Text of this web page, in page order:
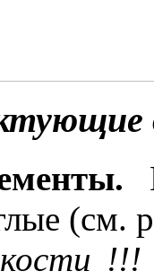
(см.
!!!